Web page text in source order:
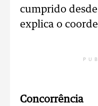
cumprido
explica o
Concorrência